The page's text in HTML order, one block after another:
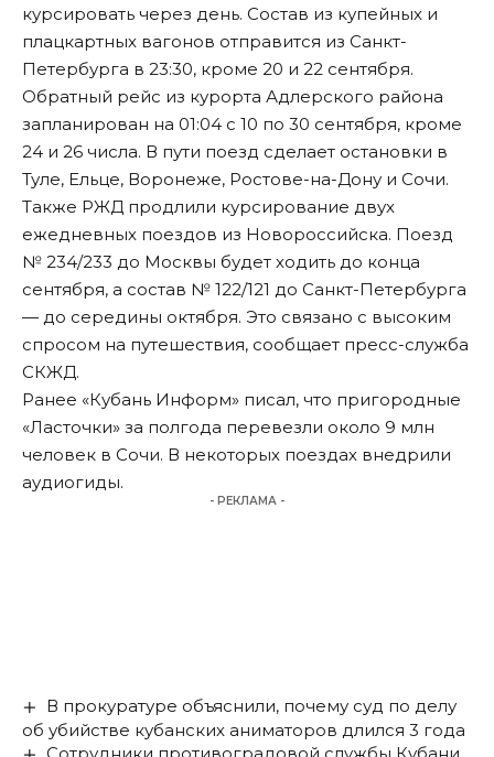
курсировать через день. Состав из купейных и
плацкартных вагонов отправится из Санкт-
Петербурга в 23:30, кроме 20 и 22 сентября.
Обратный рейс из курорта Адлерского района
запланирован на 01:04 с 10 по 30 сентября, кроме
24 и 26 числа. В пути поезд сделает остановки в
Туле, Ельце, Воронеже, Ростове-на-Дону и Сочи.
Также РЖД продлили курсирование двух
ежедневных поездов из Новороссийска. Поезд
№ 234/233 до Москвы будет ходить до конца
сентября, а состав № 122/121 до Санкт-Петербурга
— до середины октября. Это связано с высоким
спросом на путешествия, сообщает пресс-служба
СКЖД.
Ранее «Кубань Информ» писал, что пригородные
«Ласточки» за полгода перевезли около 9 млн
человек в Сочи. В некоторых поездах внедрили
аудиогиды.
- РЕКЛАМА -
В прокуратуре объяснили, почему суд по делу
об убийстве кубанских аниматоров длился 3 года